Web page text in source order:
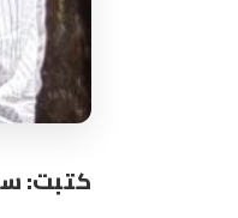
كتبت: